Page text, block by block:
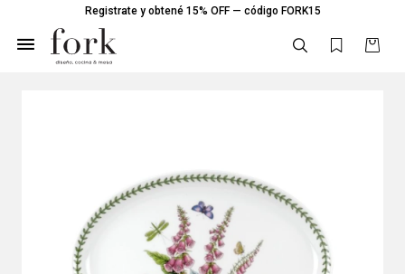
Registrate y obtené 15% OFF — código FORK15
